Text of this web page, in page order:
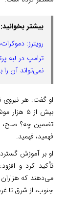
بیشتر بخوانید:
رویترز:
ترامپ در لبه
نمی‌تواند آن
او گفت: هر نیروی
بیش از
فهمید، فهمید.
او بر آموزش
تأکید کرد و
می‌دهند که هزاران
جنوب، از شرق تا